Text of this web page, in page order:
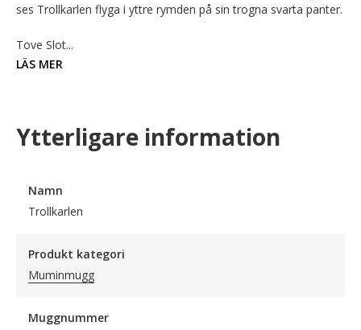
ses Trollkarlen flyga i yttre rymden på sin trogna svarta panter.
Tove Slot...
LÄS MER
Ytterligare information
Namn
Trollkarlen
Produkt kategori
Muminmugg
Muggnummer